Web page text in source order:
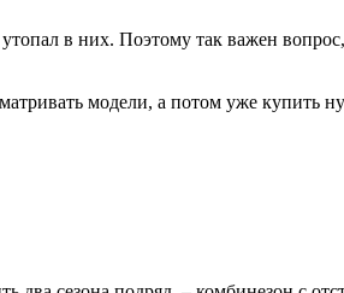
в них. Поэтому так важен
модели, а потом уже купить